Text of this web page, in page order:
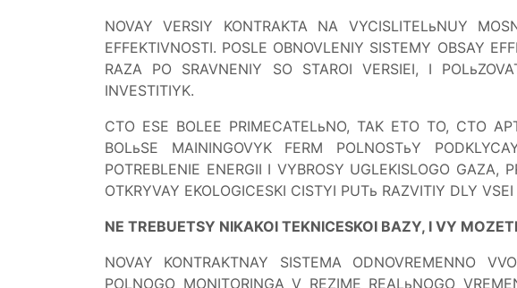
NOVAY VERSIY KONTRAKTA NA VYCISLITELьNUY
EFFEKTIVNOSTI. POSLE OBNOVLENIY SISTEMY OBSAY
RAZA PO SRAVNENIY SO STAROI VERSIEI, I
INVESTITIYK.
CTO ESE BOLEE PRIMECATELьNO, TAK ETO TO, CTO
BOLьSE MAININGOVYK FERM POLNOSTьY
POTREBLENIE ENERGII I VYBROSY UGLEKISLOGO GAZA,
OTKRYVAY EKOLOGICESKI CISTYI PUTь RAZVITIY DLY
NE TREBUETSY NIKAKOI TEKNICESKOI BAZY, I VY
NOVAY KONTRAKTNAY SISTEMA ODNOVREMENNO
POLNOGO MONITORINGA V REZIME REALьNOGO